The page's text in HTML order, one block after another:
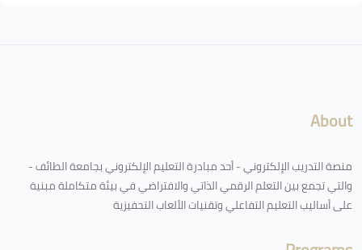
About
منصة التدريب الإلكتروني - أحد مبادرة التعليم الإلكتروني بجامعة الطائف -
والتي تجمع بين التعلم الرقمي الذاتي والافتراضي في بيئة متكاملة مبنية
على أساليب التعليم التفاعلي وتقنيات الألعاب التحفيزية